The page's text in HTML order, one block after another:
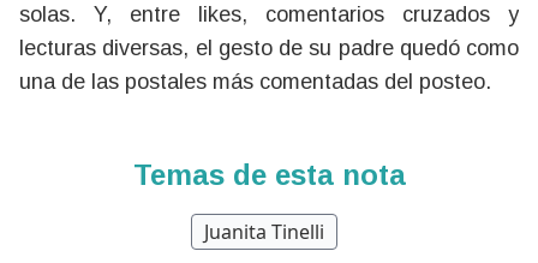
solas. Y, entre likes, comentarios cruzados y
lecturas diversas, el gesto de su padre quedó como
una de las postales más comentadas del posteo.
Temas de esta nota
Juanita Tinelli